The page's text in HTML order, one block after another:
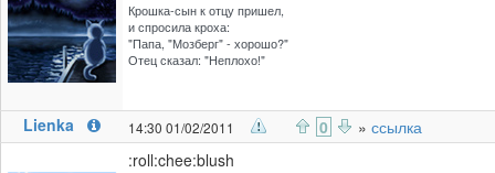
Крошка-сын к отцу пришел,
и спросила кроха:
"Папа, "Мозберг" - хорошо?"
Отец сказал: "Неплохо!"
Lienka 14:30 01/02/2011 0 » ссылка
:roll:chee:blush